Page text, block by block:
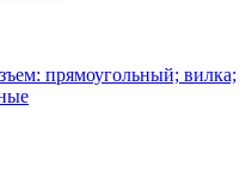
прямоугольный; вилка;